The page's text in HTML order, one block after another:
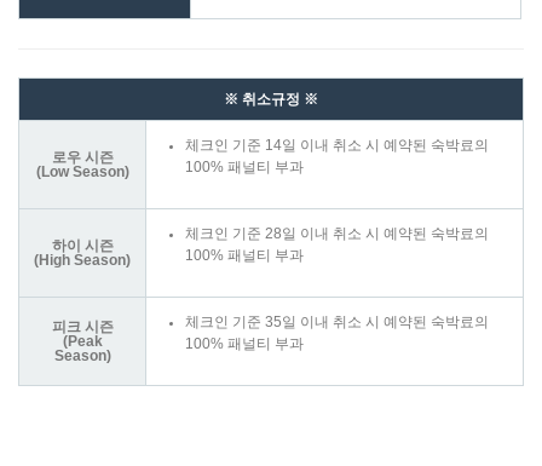
※ 취소규정 ※
로우 시즌
(Low Season)
체크인 기준 14일 이내 취소 시 예약된 숙박료의
100% 패널티 부과
하이 시즌
(High Season)
체크인 기준 28일 이내 취소 시 예약된 숙박료의
100% 패널티 부과
피크 시즌
(Peak
Season)
체크인 기준 35일 이내 취소 시 예약된 숙박료의
100% 패널티 부과